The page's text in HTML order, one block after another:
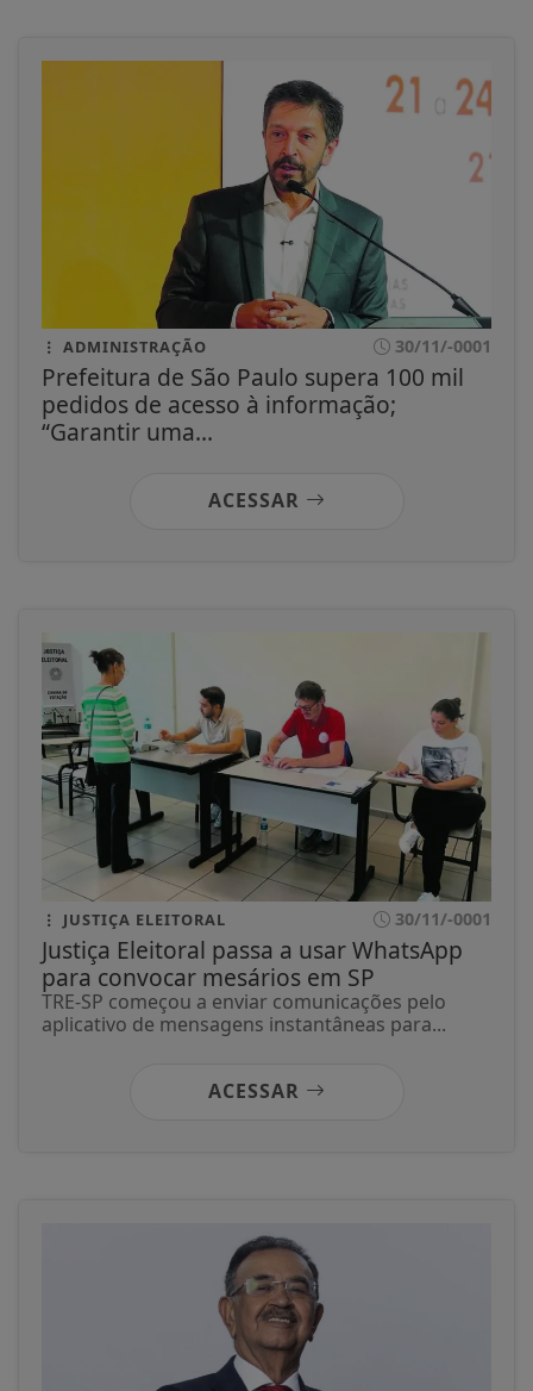
ADMINISTRAÇÃO 30/11/-0001
Prefeitura de São Paulo supera 100 mil
pedidos de acesso à informação;
“Garantir uma...
ACESSAR
JUSTIÇA ELEITORAL 30/11/-0001
Justiça Eleitoral passa a usar WhatsApp
para convocar mesários em SP
TRE-SP começou a enviar comunicações pelo
aplicativo de mensagens instantâneas para...
ACESSAR